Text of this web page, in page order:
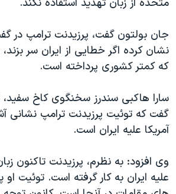
متحده از زبان تهدید استفاده نکند.
جان بولتون گفت، پرزیدنت ترامپ در
نشان کرده اگر خطایی از ایران سر
که کمتر کشوری پرداخته است.
سارا هاکبی سندرز سخنگوی کاخ سفید،
گفت که توئیت پرزیدنت ترامپ نشانی
آمریکا علیه ایران است.
وی افزود: به نظرم، پرزیدنت تاکنون
علیه ایران به کار گرفته است. توئیت